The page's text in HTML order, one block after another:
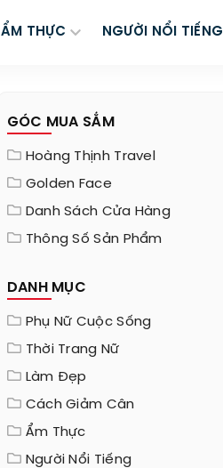
ẨM THỰC NGƯỜI NỔI TIẾNG
GÓC MUA SẮM
Hoàng Thịnh Travel
Golden Face
Danh Sách Cửa Hàng
Thông Số Sản Phẩm
DANH MỤC
Phụ Nữ Cuộc Sống
Thời Trang Nữ
Làm Đẹp
Cách Giảm Cân
Ẩm Thực
Người Nổi Tiếng